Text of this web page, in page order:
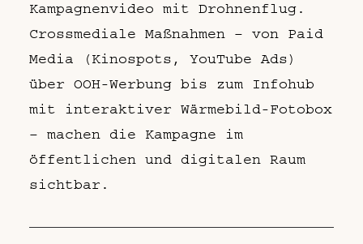
Kampagnenvideo mit Drohnenflug.
Crossmediale Maßnahmen – von Paid
Media (Kinospots, YouTube Ads)
über OOH-Werbung bis zum Infohub
mit interaktiver Wärmebild-Fotobox
– machen die Kampagne im
öffentlichen und digitalen Raum
sichtbar.